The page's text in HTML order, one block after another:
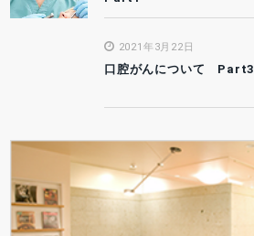
2021年3月22日
口腔がんについて Part3